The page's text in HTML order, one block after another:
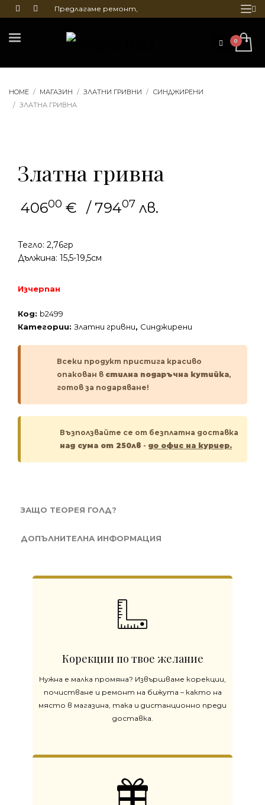
Предлагаме ремонт,
на бижута
HOME МАГАЗИН ЗЛАТНИ ГРИВНИ
СИНДЖИРЕНИ
ЗЛАТНА ГРИВНА
Златна гривна
40600 € / 79407 лв.
Тегло: 2,76гр
Дължина: 15,5-19,5см
Изчерпан
Код: b2499
Категории: Златни гривни, Синджирени
Всеки продукт пристига красиво
опакован в стилна подаръчна кутийка,
готов за подаряване!
Възползвайте се от безплатна доставка
над сума от 250лв - до офис на куриер.
ЗАЩО ТЕОРЕЯ ГОЛД?
ДОПЪЛНИТЕЛНА ИНФОРМАЦИЯ
Корекции по твое желание
Нужна е малка промяна? Извършваме корекции,
почистване и ремонт на бижута – както на
място в магазина, така и дистанционно преди
доставка.